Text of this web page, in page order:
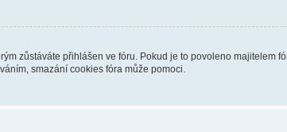
zůstáváte přihlášen ve fóru. Pokud je to povoleno majitelem
smazání cookies fóra může pomoci.